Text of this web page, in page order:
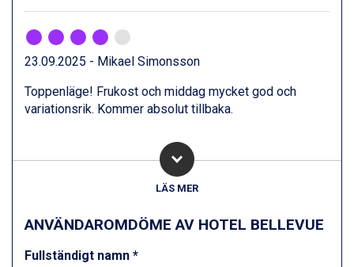
Livigno från 5.595 kr.
Ponte di Legno från 7.395 kr.
Sauze dOulx från 6.145 kr.
Alleghe från 8.545 kr.
Arabba från 11.045 kr.
La Thuile från 7.045 kr.
Saalbach från 9.445 kr.
Bad Hofgastein från 8.595 kr.
Passo Tonale från 5.895 kr.
Champoluc från 5.945 kr.
Sestriere från 6.945 kr.
Fieberbrunn från 9.645 kr.
23.09.2025 - Mikael Simonsson
Toppenläge! Frukost och middag mycket god och
variationsrik. Kommer absolut tillbaka.
LÄS MER
ANVÄNDAROMDÖME AV HOTEL BELLEVUE
Fullständigt namn *